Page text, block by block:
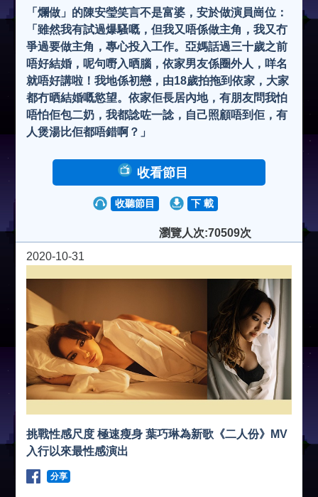
「爛做」的陳安瑩笑言不是富婆，安於做演員崗位：
「雖然我有試過爆騷嘅，但我又唔係做主角，我又冇
爭過要做主角，專心投入工作。亞媽話過三十歲之前
唔好結婚，呢句嘢入晒腦，依家男友係圈外人，咩名
就唔好講啦！我地係初戀，由18歲拍拖到依家，大家
都冇晒結婚嘅慾望。依家佢長居內地，有朋友問我怕
唔怕佢包二奶，我都諗咗一諗，自己照顧唔到佢，有
人煲湯比佢都唔錯啊？」
收看節目
收聽節目 下 載
瀏覽人次:70509次
2020-10-31
挑戰性感尺度 極速瘦身 葉巧琳為新歌《二人份》MV
入行以來最性感演出
分享